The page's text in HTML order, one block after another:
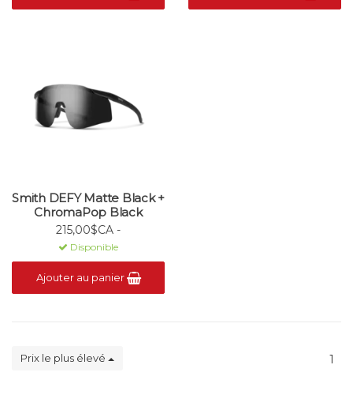
Smith DEFY Matte Black +
ChromaPop Black
215,00$CA -
Disponible
Ajouter au panier
Prix le plus élevé 1